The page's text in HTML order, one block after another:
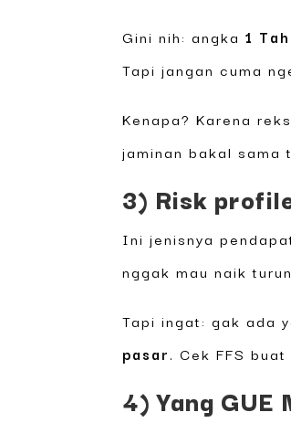
Gini nih: angka1
Tapi jangan cuma
Kenapa? Karena
jaminan bakal sama
3) Risk
Ini jenisnya
nggak mau naik
Tapi ingat: gak ada
pasar. Cek FFS
4) Yang